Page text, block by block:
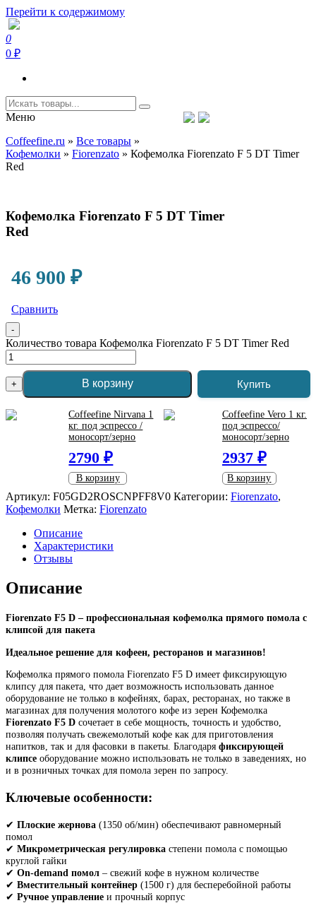
Перейти к содержимому
Coffeefine.ru
Интернет-магазин кофемашин и кофейной техники для дома
0
0 ₽
Меню
Coffeefine.ru » Все товары »
Кофемолки » Fiorenzato » Кофемолка Fiorenzato F 5 DT Timer
Red
Кофемолка Fiorenzato F 5 DT Timer
Red
46 900 ₽
Сравнить
-
Количество товара Кофемолка Fiorenzato F 5 DT Timer Red
+ В корзину Купить
Coffeefine Nirvana 1
кг. под эспрессо /
моносорт/зерно
2790 ₽
В корзину
Coffeefine Vero 1 кг.
под эспрессо/
моносорт/зерно
2937 ₽
В корзину
Артикул: F05GD2ROSCNPFF8V0 Категории: Fiorenzato,
Кофемолки Метка: Fiorenzato
Описание
Характеристики
Отзывы
Описание
Fiorenzato F5 D – профессиональная кофемолка прямого помола с
клипсой для пакета
Идеальное решение для кофеен, ресторанов и магазинов!
Кофемолка прямого помола Fiorenzato F5 D имеет фиксирующую
клипсу для пакета, что дает возможность использовать данное
оборудование не только в кофейнях, барах, ресторанах, но также в
магазинах для получения молотого кофе из зерен Кофемолка
Fiorenzato F5 D сочетает в себе мощность, точность и удобство,
позволяя получать свежемолотый кофе как для приготовления
напитков, так и для фасовки в пакеты. Благодаря фиксирующей
клипсе оборудование можно использовать не только в заведениях, но
и в розничных точках для помола зерен по запросу.
Ключевые особенности:
✔ Плоские жернова (1350 об/мин) обеспечивают равномерный
помол
✔ Микрометрическая регулировка степени помола с помощью
круглой гайки
✔ On-demand помол – свежий кофе в нужном количестве
✔ Вместительный контейнер (1500 г) для бесперебойной работы
✔ Ручное управление и прочный корпус